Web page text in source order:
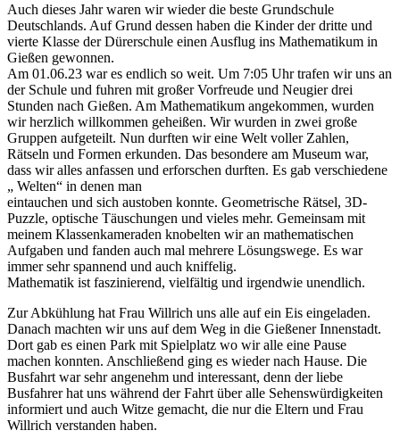
Auch dieses Jahr waren wir wieder die beste Grundschule
Deutschlands. Auf Grund dessen haben die Kinder der dritte und
vierte Klasse der Dürerschule einen Ausflug ins Mathematikum in
Gießen gewonnen.
Am 01.06.23 war es endlich so weit. Um 7:05 Uhr trafen wir uns an
der Schule und fuhren mit großer Vorfreude und Neugier drei
Stunden nach Gießen. Am Mathematikum angekommen, wurden
wir herzlich willkommen geheißen. Wir wurden in zwei große
Gruppen aufgeteilt. Nun durften wir eine Welt voller Zahlen,
Rätseln und Formen erkunden. Das besondere am Museum war,
dass wir alles anfassen und erforschen durften. Es gab verschiedene
„ Welten“ in denen man
eintauchen und sich austoben konnte. Geometrische Rätsel, 3D-
Puzzle, optische Täuschungen und vieles mehr. Gemeinsam mit
meinem Klassenkameraden knobelten wir an mathematischen
Aufgaben und fanden auch mal mehrere Lösungswege. Es war
immer sehr spannend und auch kniffelig.
Mathematik ist faszinierend, vielfältig und irgendwie unendlich.
Zur Abkühlung hat Frau Willrich uns alle auf ein Eis eingeladen.
Danach machten wir uns auf dem Weg in die Gießener Innenstadt.
Dort gab es einen Park mit Spielplatz wo wir alle eine Pause
machen konnten. Anschließend ging es wieder nach Hause. Die
Busfahrt war sehr angenehm und interessant, denn der liebe
Busfahrer hat uns während der Fahrt über alle Sehenswürdigkeiten
informiert und auch Witze gemacht, die nur die Eltern und Frau
Willrich verstanden haben.